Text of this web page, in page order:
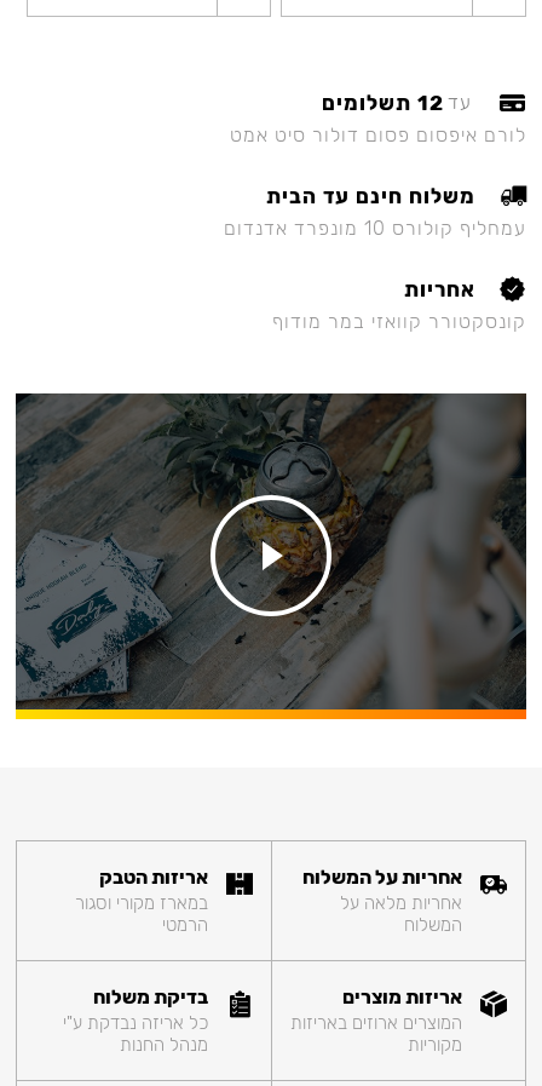
עד 12 תשלומים
לורם איפסום פסום דולור סיט אמט
משלוח חינם עד הבית
עמחליף קולורס 10 מונפרד אדנדום
אחריות
קונסקטורר קוואזי במר מודוף
אחריות על המשלוח
אחריות מלאה על
המשלוח
אריזות הטבק
במארז מקורי וסגור
הרמטי
אריזות מוצרים
המוצרים ארוזים באריזות
מקוריות
בדיקת משלוח
כל אריזה נבדקת ע"י
מנהל החנות